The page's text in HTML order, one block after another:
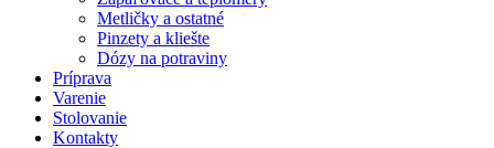
Metličky a ostatné
Pinzety a kliešte
Dózy na potraviny
Príprava
Varenie
Stolovanie
Kontakty